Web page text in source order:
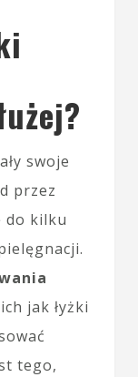
swoje
przez
do kilku
jak łyżki
tego,